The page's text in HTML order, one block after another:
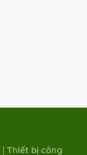
Thiết bị công